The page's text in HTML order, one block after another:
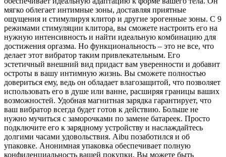
мягко облегает интимные зоны, доставляя приятные
ощущения и стимулируя клитор и другие эрогенные зоны. С 9
режимами стимуляции клитора, вы сможете настроить его на
нужную интенсивность и найти идеальную комбинацию для
достижения оргазма. Но функциональность – это не все, что
делает этот вибратор таким привлекательным. Его
эстетичный внешний вид придаст вам уверенности и добавит
остроты в вашу интимную жизнь. Вы сможете полностью
довериться ему, ведь он обладает влагозащитой, что позволяет
использовать его в душе или ванне, расширяя границы ваших
возможностей. Удобная магнитная зарядка гарантирует, что
ваш вибратор всегда будет готов к действию. Больше не
нужно мучиться с заморочками по замене батареек. Просто
подключите его к зарядному устройству и наслаждайтесь
долгими часами удовольствия. Aibu позаботился и об
упаковке. Анонимная упаковка обеспечивает полную
конфиденциальность вашей покупки. Вы можете быть